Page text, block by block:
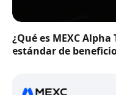
¿Qué es MEXC
estándar de